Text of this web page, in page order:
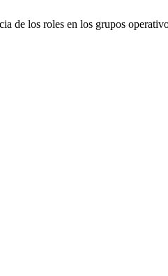
de los roles en los grupos